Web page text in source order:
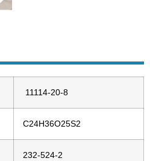
11114-20-8
C24H36O25S2
232-524-2